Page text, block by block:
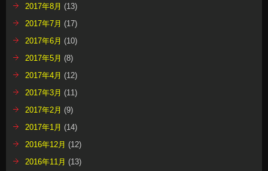
2017年8月 (13)
2017年7月 (17)
2017年6月 (10)
2017年5月 (8)
2017年4月 (12)
2017年3月 (11)
2017年2月 (9)
2017年1月 (14)
2016年12月 (12)
2016年11月 (13)